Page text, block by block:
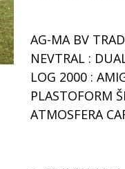
AG-MA BV
NEVTRAL :
LOG 2000 :
PLASTOFORM
ATMOSFERA